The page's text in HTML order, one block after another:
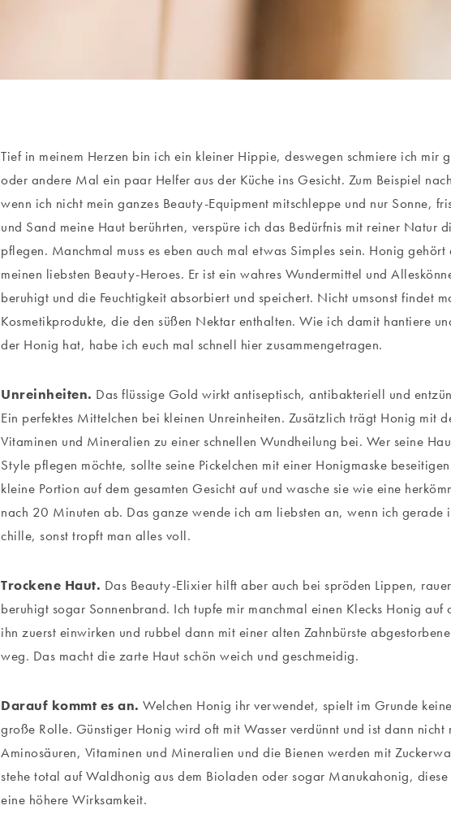
Tief in meinem Herzen bin ich ein kleiner Hippie, deswegen schmiere ich mir
oder andere Mal ein paar Helfer aus der Küche ins Gesicht. Zum Beispiel
wenn ich nicht mein ganzes Beauty-Equipment mitschleppe und nur Sonne,
und Sand meine Haut berührten, verspüre ich das Bedürfnis mit reiner Natur
pflegen. Manchmal muss es eben auch mal etwas Simples sein. Honig
meinen liebsten Beauty-Heroes. Er ist ein wahres Wundermittel und
beruhigt und die Feuchtigkeit absorbiert und speichert. Nicht umsonst findet
Kosmetikprodukte, die den süßen Nektar enthalten. Wie ich damit hantiere
der Honig hat, habe ich euch mal schnell hier zusammengetragen.
Unreinheiten. Das flüssige Gold wirkt antiseptisch, antibakteriell und
Ein perfektes Mittelchen bei kleinen Unreinheiten. Zusätzlich trägt Honig mit
Vitaminen und Mineralien zu einer schnellen Wundheilung bei. Wer seine
Style pflegen möchte, sollte seine Pickelchen mit einer Honigmaske
kleine Portion auf dem gesamten Gesicht auf und wasche sie wie eine
nach 20 Minuten ab. Das ganze wende ich am liebsten an, wenn ich gerade
chille, sonst tropft man alles voll.
Trockene Haut. Das Beauty-Elixier hilft aber auch bei spröden Lippen,
beruhigt sogar Sonnenbrand. Ich tupfe mir manchmal einen Klecks Honig auf
ihn zuerst einwirken und rubbel dann mit einer alten Zahnbürste
weg. Das macht die zarte Haut schön weich und geschmeidig.
Darauf kommt es an. Welchen Honig ihr verwendet, spielt im Grunde
große Rolle. Günstiger Honig wird oft mit Wasser verdünnt und ist dann nicht
Aminosäuren, Vitaminen und Mineralien und die Bienen werden mit
stehe total auf Waldhonig aus dem Bioladen oder sogar Manukahonig, diese
eine höhere Wirksamkeit.